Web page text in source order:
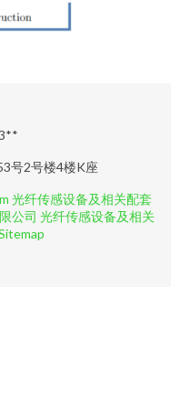
号2号楼4楼K座
光纤传感设备及相关配套
公司 光纤传感设备及相关